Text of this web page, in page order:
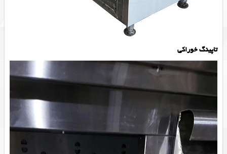
تاپینگ خوراکی